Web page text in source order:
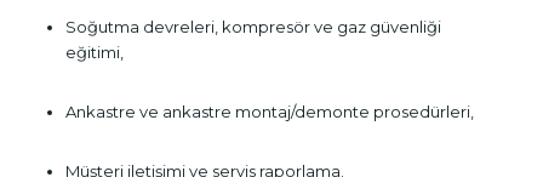
Soğutma devreleri, kompresör ve gaz güvenliği
eğitimi,
Ankastre ve ankastre montaj/demonte prosedürleri,
Müşteri iletişimi ve servis raporlama.